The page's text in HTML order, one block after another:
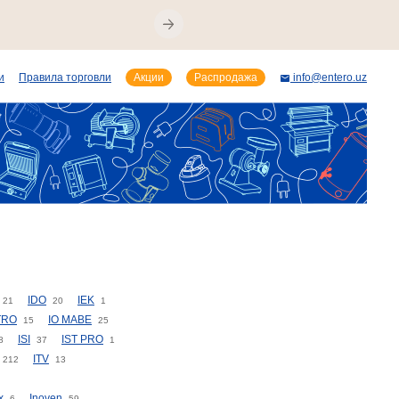
21 IDO 20 IEK 1
15 IO MABE 25
ISI 37 IST PRO 1
212 ITV 13
Правила торговли Акции Распродажа info@entero.uz